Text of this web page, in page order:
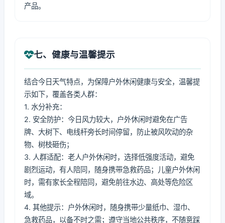
产品。
七、健康与温馨提示
结合今日天气特点，为保障户外休闲健康与安全，温馨提
示如下，覆盖各类人群：
1. 水分补充：
2. 安全防护：今日风力较大，户外休闲时避免在广告
牌、大树下、电线杆旁长时间停留，防止被风吹动的杂
物、树枝砸伤；
3. 人群适配：老人户外休闲时，选择低强度活动，避免
剧烈运动，有人陪同，随身携带急救药品；儿童户外休闲
时，需有家长全程陪同，避免前往水边、高处等危险区
域。
4. 其他提示：户外休闲时，随身携带少量纸巾、湿巾、
急救药品，以备不时之需；遵守当地公共秩序，不随意踩